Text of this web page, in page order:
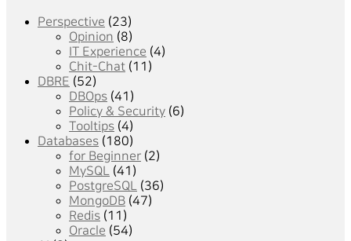
Perspective (23)
Opinion (8)
IT Experience (4)
Chit-Chat (11)
DBRE (52)
DBOps (41)
Policy & Security (6)
Tooltips (4)
Databases (180)
for Beginner (2)
MySQL
(41)
PostgreSQL
(36)
MongoDB (47)
Redis (11)
Oracle (54)